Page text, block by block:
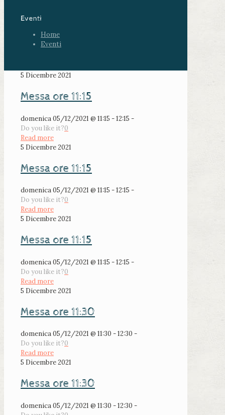
Eventi
Home
Eventi
5 Dicembre 2021
Messa ore 11:15
domenica 05/12/2021 @ 11:15 - 12:15 -
Do you like it?0
Read more
5 Dicembre 2021
Messa ore 11:15
domenica 05/12/2021 @ 11:15 - 12:15 -
Do you like it?0
Read more
5 Dicembre 2021
Messa ore 11:15
domenica 05/12/2021 @ 11:15 - 12:15 -
Do you like it?0
Read more
5 Dicembre 2021
Messa ore 11:30
domenica 05/12/2021 @ 11:30 - 12:30 -
Do you like it?0
Read more
5 Dicembre 2021
Messa ore 11:30
domenica 05/12/2021 @ 11:30 - 12:30 -